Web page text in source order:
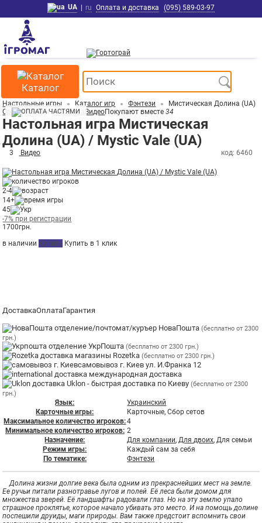
UA | ru Оплата и доставка (095) 589-03-97
Каталог
Настольные игры Каталог игр Фэнтези
Мистическая Долина (UA)
ОбзорОтзывы3Правила ВидеоПокупают вместе34
Настольная игра Мистическая
Долина (UA) / Mystic Vale (UA)
3 Видео код: 6460
2-4
14+
45
-7% при регистрации
1700грн.
в наличии Купить Купить в 1 клик
ДоставкаОплатаГарантия
отделение/почтомат/куръер НоваПошта(бесплатно от 2300
грн.)
отделение УкрПошта(бесплатно от 2300 грн.)
магазины Rozetka(бесплатно от 2300 грн.)
самовывоз г. Киев ул. И.Франка 12
международная доставка
Uklon - быстрая доставка по Киеву(бесплатно от 2300
грн.)
Язык:
Украинский
Карточные игры:
Карточные, Сбор сетов
Максимальное количество игроков:4
Минимальное количество игроков: 2
Назначение:
Для компании,Для двоих, Для семьи
Режим игры:
Каждый сам за себя
По тематике:
Фэнтези
Долина жизни долгие века была одним из прекраснейших мест на земле.
Ее ручьи питали разнотравье лугов и полей. Её леса были домом для
множества зверей. Её ландшафты радовали глаз. Но на эту землю упало
страшное проклятье, которое начало убивать это место. И на помощь долине
поспешили друиды, маги природы. Вам также предстоит вспомнить свои